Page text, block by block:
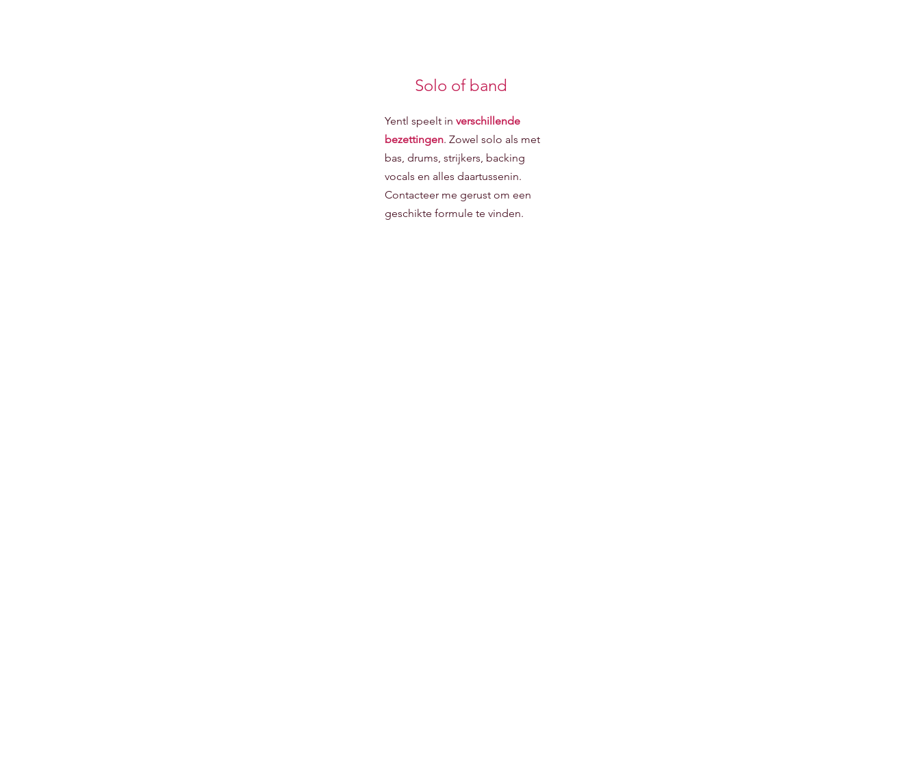
Solo of band
Yentl speelt in verschillende
bezettingen. Zowel solo als met
bas, drums, strijkers, backing
vocals en alles daartussenin.
Contacteer me gerust om een
geschikte formule te vinden.